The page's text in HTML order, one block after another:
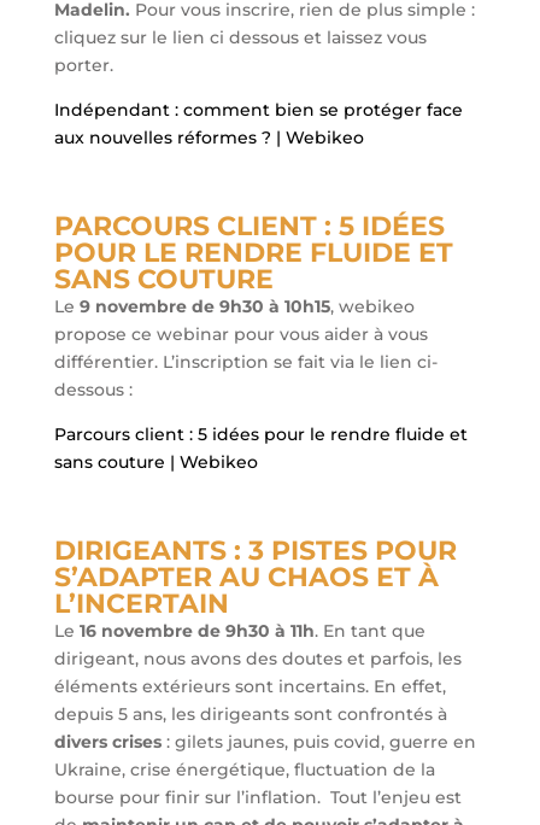
Madelin. Pour vous inscrire, rien de plus simple :
cliquez sur le lien ci dessous et laissez vous
porter.
Indépendant : comment bien se protéger face
aux nouvelles réformes ? | Webikeo
PARCOURS CLIENT : 5 IDÉES
POUR LE RENDRE FLUIDE ET
SANS COUTURE
Le 9 novembre de 9h30 à 10h15, webikeo
propose ce webinar pour vous aider à vous
différentier. L’inscription se fait via le lien ci-
dessous :
Parcours client : 5 idées pour le rendre fluide et
sans couture | Webikeo
DIRIGEANTS : 3 PISTES POUR
S’ADAPTER AU CHAOS ET À
L’INCERTAIN
Le 16 novembre de 9h30 à 11h. En tant que
dirigeant, nous avons des doutes et parfois, les
éléments extérieurs sont incertains. En effet,
depuis 5 ans, les dirigeants sont confrontés à
divers crises: gilets jaunes, puis covid, guerre en
Ukraine, crise énergétique, fluctuation de la
bourse pour finir sur l’inflation. Tout l’enjeu est